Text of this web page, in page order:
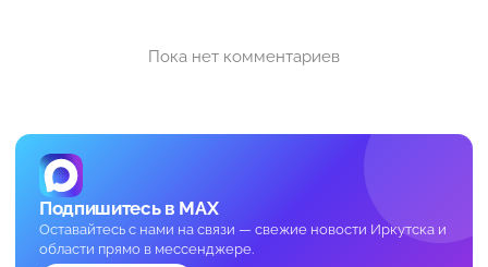
Пока нет комментариев
Подпишитесь в MAX
Оставайтесь с нами на связи — свежие новости Иркутска и
области прямо в мессенджере.